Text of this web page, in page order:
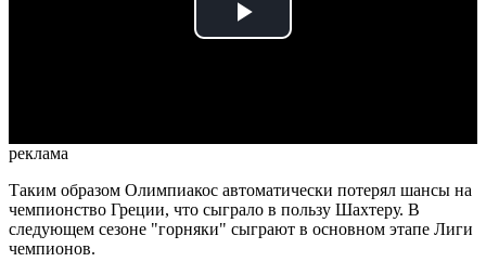
Play
реклама
Таким образом Олимпиакос автоматически потерял шансы на
чемпионство Греции, что сыграло в пользу Шахтеру. В
следующем сезоне "горняки" сыграют в основном этапе Лиги
чемпионов.